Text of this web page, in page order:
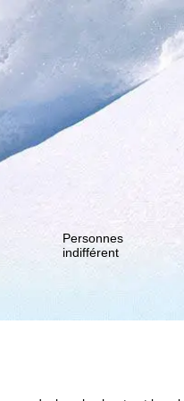
Personnes
indifférent